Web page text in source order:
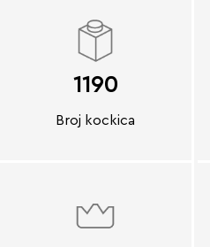
1190
Broj kockica